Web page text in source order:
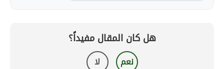
هل كان المقال مفيداً؟
نعم لا